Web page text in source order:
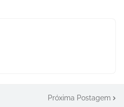
Próxima Postagem